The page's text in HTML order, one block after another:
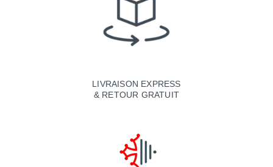
LIVRAISON EXPRESS
& RETOUR GRATUIT